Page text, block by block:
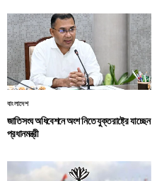
বাংলাদেশ
জাতিসংঘ অধিবেশনে অংশ নিতে যুক্তরাষ্ট্রে যাচ্ছেন
প্রধানমন্ত্রী